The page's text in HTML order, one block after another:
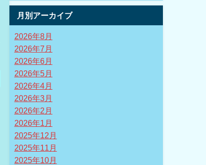
月別アーカイブ
2026年8月
2026年7月
2026年6月
2026年5月
2026年4月
2026年3月
2026年2月
2026年1月
2025年12月
2025年11月
2025年10月